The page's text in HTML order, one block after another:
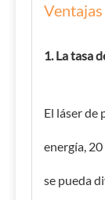
1. La tasa
El láser de
energía,
se pueda